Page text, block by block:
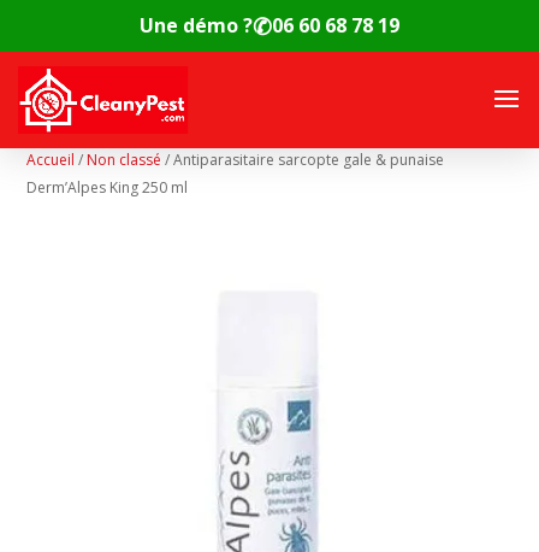
Une démo ?✆06 60 68 78 19
Accueil / Non classé /Antiparasitaire sarcopte gale & punaise
Derm’Alpes King 250 ml